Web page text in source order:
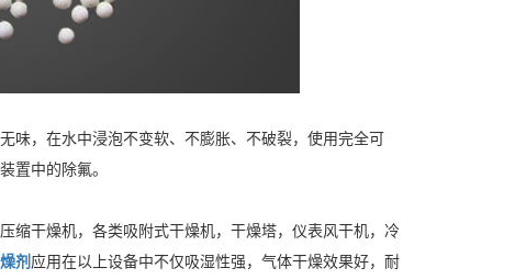
味，在水中浸泡不变软、不膨胀、不破裂，使用完全可
置中的除氟。
缩干燥机，各类吸附式干燥机，干燥塔，仪表风干机，冷
剂 应用在以上设备中不仅吸湿性强，气体干燥效果好，耐